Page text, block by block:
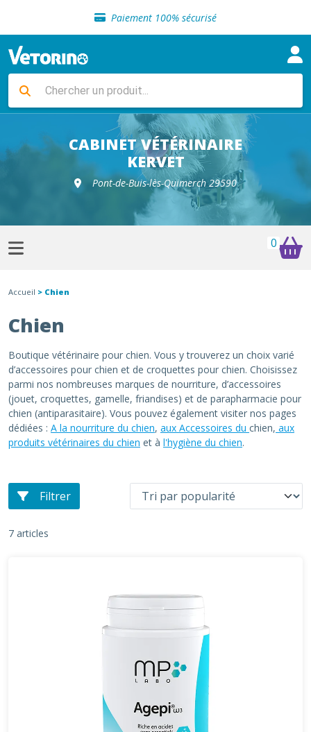
Paiement 100% sécurisé
Livraison gratuite en clinique vétérinaire
Sélection de croquettes vétérinaire
Livraison gratuite en clinique vétérinaire
Retour gratuit en clinique
Sélection de croquettes vétérinaire
CABINET VÉTÉRINAIRE
KERVET
Pont-de-Buis-lès-Quimerch 29590
0
Accueil > Chien
Chien
Boutique vétérinaire pour chien. Vous y trouverez un choix varié
d’accessoires pour chien et de croquettes pour chien. Choisissez
parmi nos nombreuses marques de nourriture, d’accessoires
(jouet, croquettes, gamelle, friandises) et de parapharmacie pour
chien (antiparasitaire). Vous pouvez également visiter nos pages
dédiées : A la nourriture du chien, aux Accessoires du chien, aux
produits vétérinaires du chien et à l'hygiène du chien.
Filtrer
7 articles